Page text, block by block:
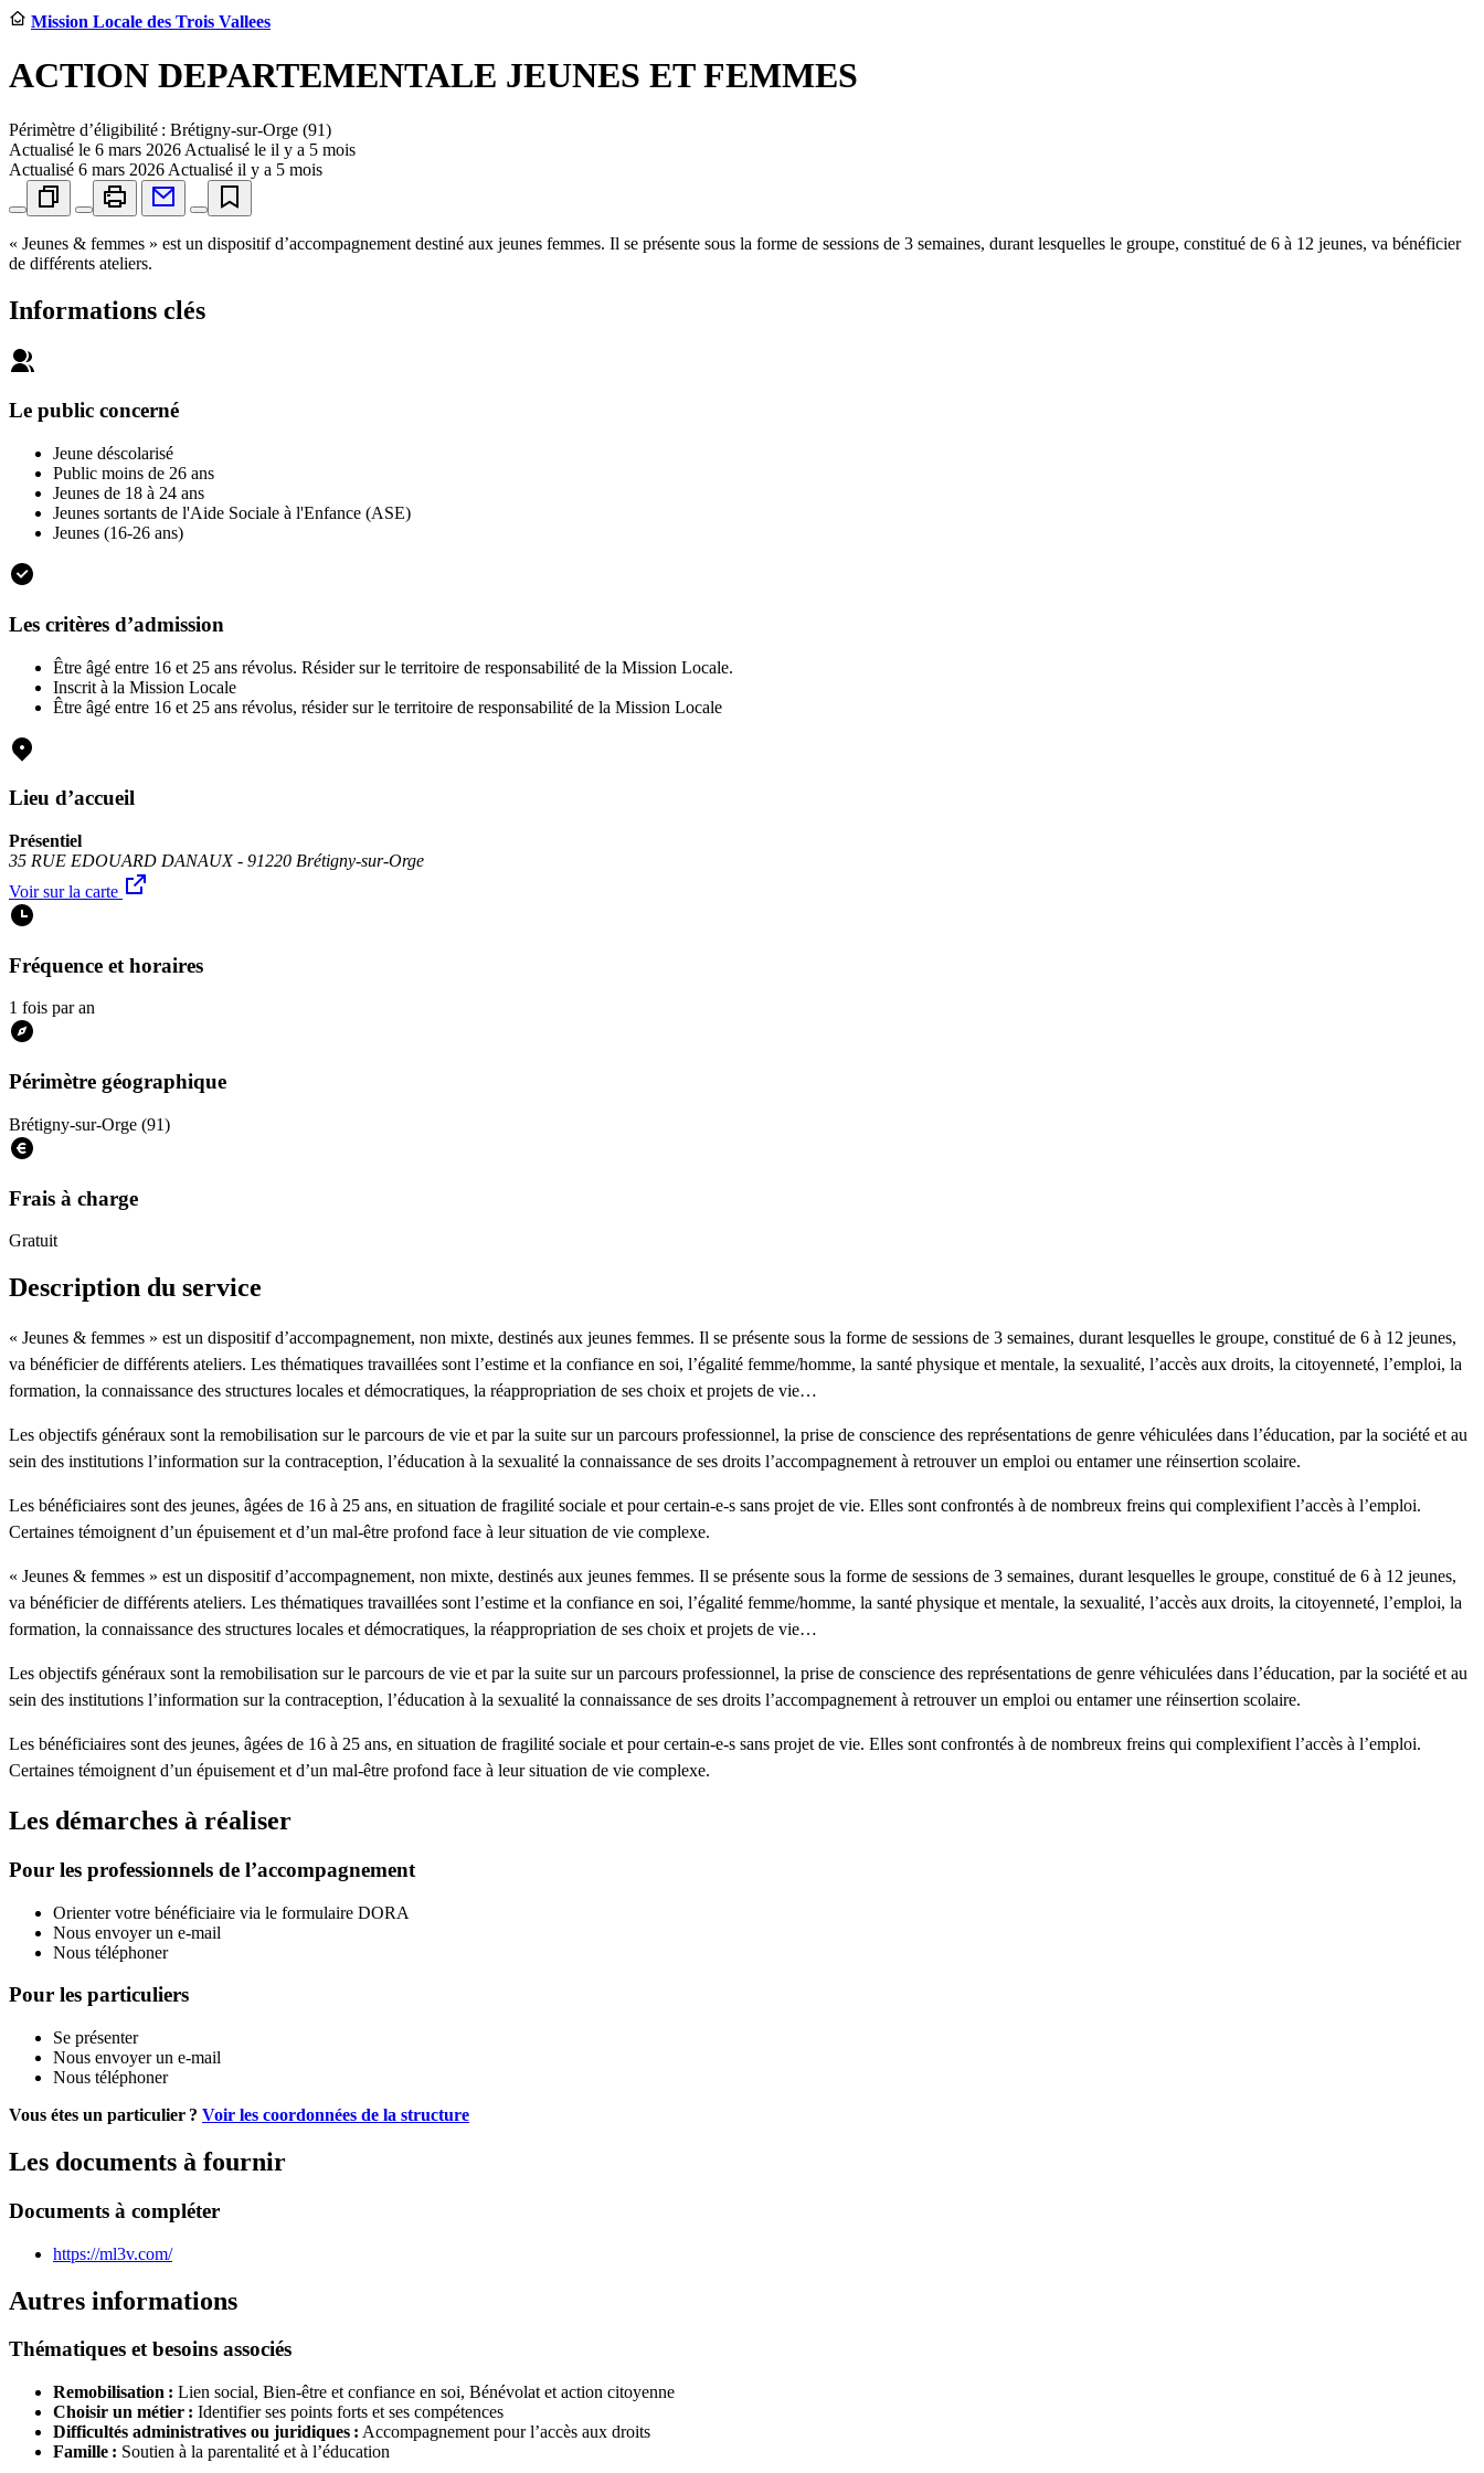
Mission Locale des Trois Vallees
ACTION DEPARTEMENTALE JEUNES ET FEMMES
Périmètre d’éligibilité : Brétigny-sur-Orge (91)
Actualisé le 6 mars 2026 Actualisé le il y a 5 mois
Actualisé 6 mars 2026 Actualisé il y a 5 mois
« Jeunes & femmes » est un dispositif d’accompagnement destiné aux jeunes femmes. Il se présente sous la forme de sessions de 3 semaines, durant lesquelles le groupe, constitué de 6 à 12 jeunes, va bénéficier
de différents ateliers.
Informations clés
Le public concerné
Jeune déscolarisé
Public moins de 26 ans
Jeunes de 18 à 24 ans
Jeunes sortants de l'Aide Sociale à l'Enfance (ASE)
Jeunes (16-26 ans)
Les critères d’admission
Être âgé entre 16 et 25 ans révolus. Résider sur le territoire de responsabilité de la Mission Locale.
Inscrit à la Mission Locale
Être âgé entre 16 et 25 ans révolus, résider sur le territoire de responsabilité de la Mission Locale
Lieu d’accueil
Présentiel
35 RUE EDOUARD DANAUX - 91220 Brétigny-sur-Orge
Voir sur la carte
Fréquence et horaires
1 fois par an
Périmètre géographique
Brétigny-sur-Orge (91)
Frais à charge
Gratuit
Description du service
« Jeunes & femmes » est un dispositif d’accompagnement, non mixte, destinés aux jeunes femmes. Il se présente sous la forme de sessions de 3 semaines, durant lesquelles le groupe, constitué de 6 à 12 jeunes,
va bénéficier de différents ateliers. Les thématiques travaillées sont l’estime et la confiance en soi, l’égalité femme/homme, la santé physique et mentale, la sexualité, l’accès aux droits, la citoyenneté, l’emploi, la
formation, la connaissance des structures locales et démocratiques, la réappropriation de ses choix et projets de vie…
Les objectifs généraux sont la remobilisation sur le parcours de vie et par la suite sur un parcours professionnel, la prise de conscience des représentations de genre véhiculées dans l’éducation, par la société et au
sein des institutions l’information sur la contraception, l’éducation à la sexualité la connaissance de ses droits l’accompagnement à retrouver un emploi ou entamer une réinsertion scolaire.
Les bénéficiaires sont des jeunes, âgées de 16 à 25 ans, en situation de fragilité sociale et pour certain-e-s sans projet de vie. Elles sont confrontés à de nombreux freins qui complexifient l’accès à l’emploi.
Certaines témoignent d’un épuisement et d’un mal-être profond face à leur situation de vie complexe.
« Jeunes & femmes » est un dispositif d’accompagnement, non mixte, destinés aux jeunes femmes. Il se présente sous la forme de sessions de 3 semaines, durant lesquelles le groupe, constitué de 6 à 12 jeunes,
va bénéficier de différents ateliers. Les thématiques travaillées sont l’estime et la confiance en soi, l’égalité femme/homme, la santé physique et mentale, la sexualité, l’accès aux droits, la citoyenneté, l’emploi, la
formation, la connaissance des structures locales et démocratiques, la réappropriation de ses choix et projets de vie…
Les objectifs généraux sont la remobilisation sur le parcours de vie et par la suite sur un parcours professionnel, la prise de conscience des représentations de genre véhiculées dans l’éducation, par la société et au
sein des institutions l’information sur la contraception, l’éducation à la sexualité la connaissance de ses droits l’accompagnement à retrouver un emploi ou entamer une réinsertion scolaire.
Les bénéficiaires sont des jeunes, âgées de 16 à 25 ans, en situation de fragilité sociale et pour certain-e-s sans projet de vie. Elles sont confrontés à de nombreux freins qui complexifient l’accès à l’emploi.
Certaines témoignent d’un épuisement et d’un mal-être profond face à leur situation de vie complexe.
Les démarches à réaliser
Pour les professionnels de l’accompagnement
Orienter votre bénéficiaire via le formulaire DORA
Nous envoyer un e-mail
Nous téléphoner
Pour les particuliers
Se présenter
Nous envoyer un e-mail
Nous téléphoner
Vous étes un particulier ? Voir les coordonnées de la structure
Les documents à fournir
Documents à compléter
https://ml3v.com/
Autres informations
Thématiques et besoins associés
Remobilisation : Lien social, Bien-être et confiance en soi, Bénévolat et action citoyenne
Choisir un métier : Identifier ses points forts et ses compétences
Difficultés administratives ou juridiques : Accompagnement pour l’accès aux droits
Famille : Soutien à la parentalité et à l’éducation